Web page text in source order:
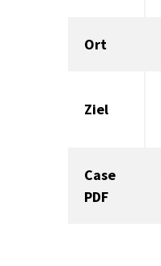
Ort
Ziel
Case
PDF